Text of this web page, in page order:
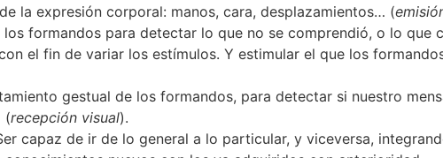
la expresión corporal: manos, cara, desplazamientos… (
formandos para detectar lo que no se comprendió, o lo que
el fin de variar los estímulos. Y estimular el que los
gestual de los formandos, para detectar si nuestro
(recepción visual).
capaz de ir de lo general a lo particular, y viceversa,